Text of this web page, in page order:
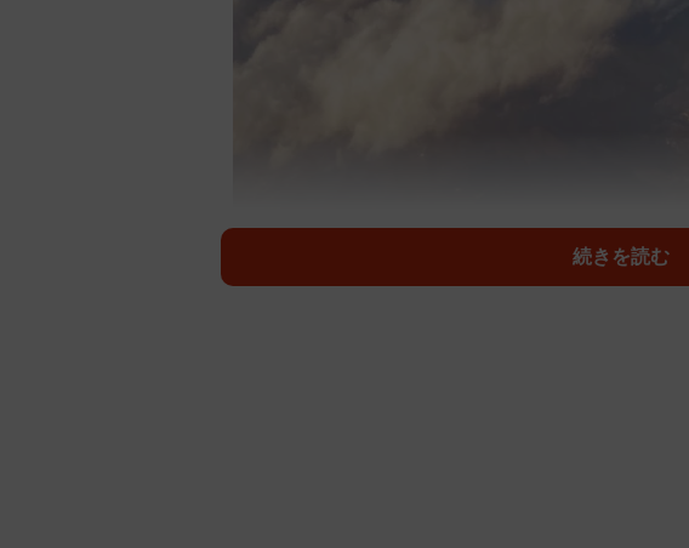
続きを読む